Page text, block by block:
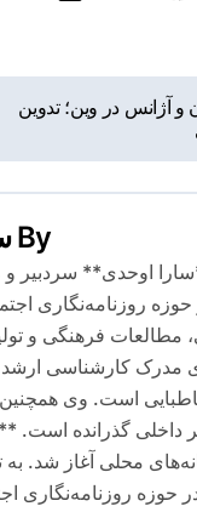
آژانس در وین؛ تدوین
By
اوحدی** سردبیر و
حوزه
فرهنگی و
مدرک کارشناسی ارشد
است. وی
داخلی گذرانده
محلی آغاز شد.
حوزه روزنامه‌نگاری